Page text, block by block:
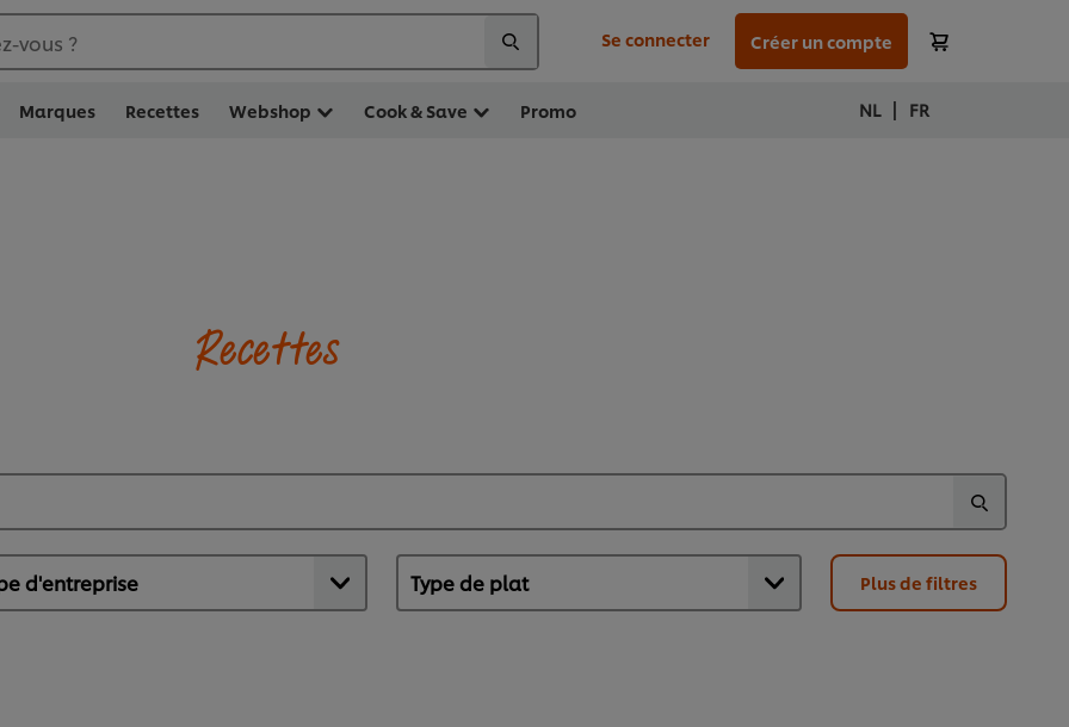
vous ? Se connecter Créer un compte
Marques Recettes Webshop Cook & Save Promo NL | FR
Recettes
Plus de filtres